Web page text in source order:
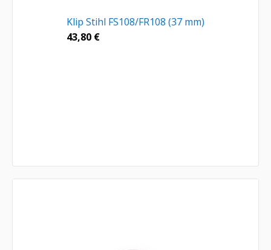
Klip Stihl FS108/FR108 (37 mm)
43,80 €